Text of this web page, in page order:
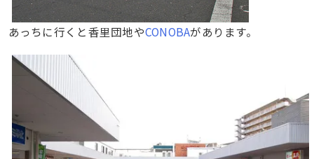
あっちに行くと香里団地やCONOBAがあります。